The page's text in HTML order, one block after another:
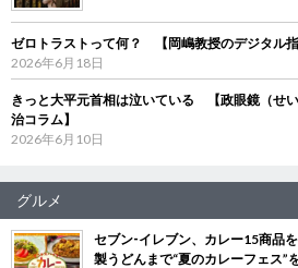
ゼロトラストって何？ 【岡嶋教授のデジタル指
2026年6月18日
きっと大平元首相は泣いている 【政眼鏡（せ
治コラム】
2026年6月10日
グルメ
セブン‐イレブン、カレー15商品
製うどんまで“夏のカレーフェス”